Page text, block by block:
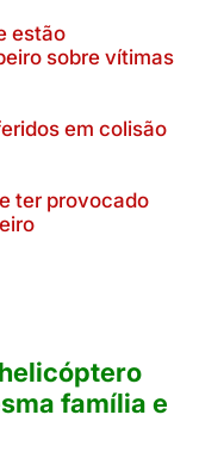
estão
sobre vítimas
em colisão
ter provocado
família e